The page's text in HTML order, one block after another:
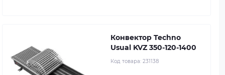
Конвектор Techno
Usual KVZ 350-120-1400
Код товара: 231138